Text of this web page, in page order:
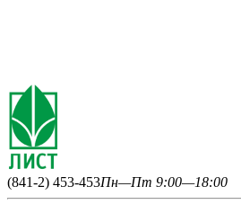
(841-2) 453-453Пн—Пт 9:00—18:00